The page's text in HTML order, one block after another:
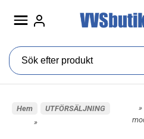
Hem
»
UTFÖRSÄLJNING